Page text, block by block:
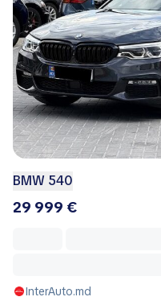
BMW 540
29 999 €
InterAuto.md